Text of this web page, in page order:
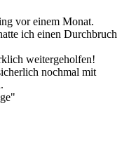
vor einem Monat.
ich einen Durchbruch
weitergeholfen!
nochmal mit